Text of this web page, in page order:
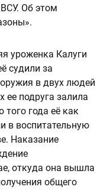
Об этом
уроженка Калуги
судили за
в двух людей
ее подруга залила
года её как
в воспитательную
Наказание
откуда она вышла
общего